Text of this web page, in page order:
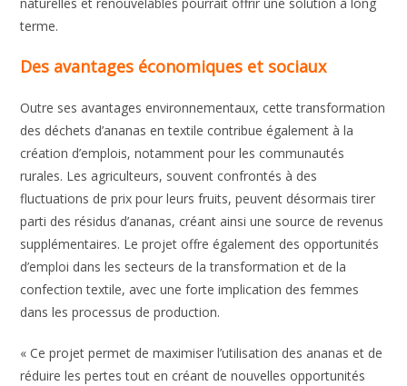
terme.
Des avantages économiques et sociaux
Outre ses avantages environnementaux, cette transformation
des déchets d’ananas en textile contribue également à la
création d’emplois, notamment pour les communautés
rurales. Les agriculteurs, souvent confrontés à des
fluctuations de prix pour leurs fruits, peuvent désormais tirer
parti des résidus d’ananas, créant ainsi une source de revenus
supplémentaires. Le projet offre également des opportunités
d’emploi dans les secteurs de la transformation et de la
confection textile, avec une forte implication des femmes
dans les processus de production.
« Ce projet permet de maximiser l’utilisation des ananas et de
réduire les pertes tout en créant de nouvelles opportunités